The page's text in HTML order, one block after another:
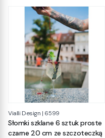
Vialli Design | 6599
Słomki szklane 6 sztuk proste
czarne 20 cm ze szczoteczką